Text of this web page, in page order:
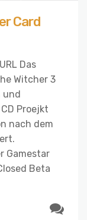
Card
Das
Witcher 3
und
Proejkt
nach dem
Gamestar
Beta